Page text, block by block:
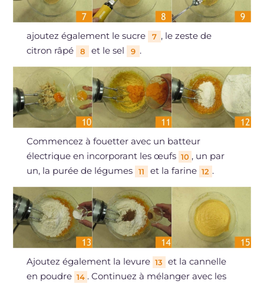
ajoutez également le sucre 7 , le zeste de
citron râpé
8 et le sel 9 .
Commencez à fouetter avec un batteur
électrique en incorporant les œufs 10 , un par
un, la purée de légumes
11 et la farine 12 .
Ajoutez également la levure 13
et la cannelle
en poudre 14 . Continuez à mélanger avec les